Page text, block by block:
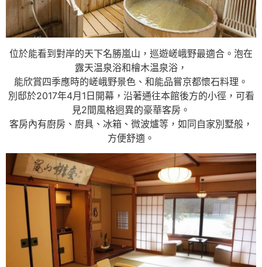
位於能看到對岸的天下名勝嵐山，巡遊嵯峨野最適合。泡在
露天温泉浴和檜木温泉浴，
能欣賞四季應時的嵯峨野景色、和能品嘗京都懷石料理。
別邸於2017年4月1日開幕，沿著通往本館後方的小徑，可看
見2間風格迥異的豪華客房。
客房內有廚房、廚具、冰箱、微波爐等，如同自家別墅般，
方便舒適。